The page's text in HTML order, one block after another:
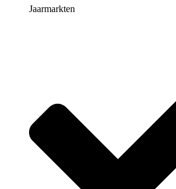
Jaarmarkten